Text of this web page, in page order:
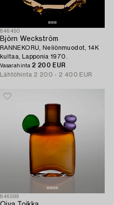
846450
Björn Weckström
RANNEKORU, Neliönmuodot, 14K
kultaa, Lapponia 1970.
Vasarahinta 2 200 EUR
Lähtöhinta 2 200 - 2 400 EUR
846599